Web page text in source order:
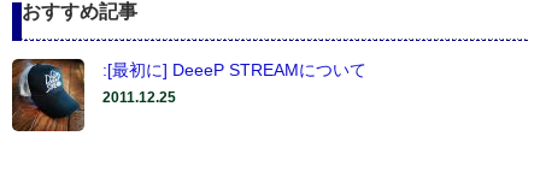
おすすめ記事
:[最初に] DeeeP STREAMについて
2011.12.25